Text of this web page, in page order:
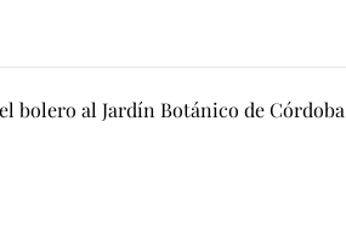
bolero al Jardín Botánico de Córdoba